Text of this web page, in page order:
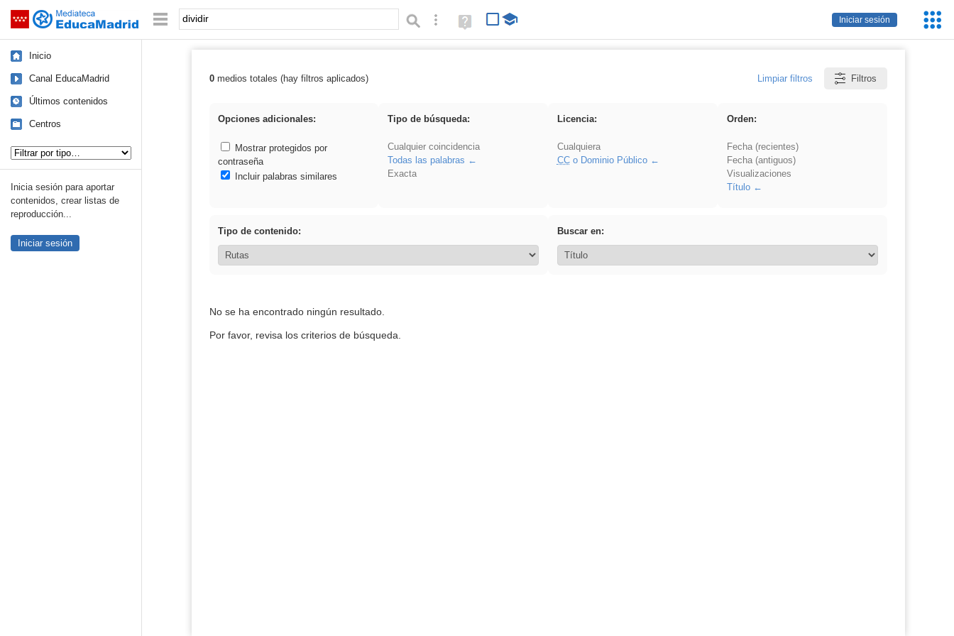
Saltar navegación
Iniciar sesión
Palabra o frase: Búsqueda avanzada
Ayuda
(en
Inicio
Canal EducaMadrid
Últimos contenidos
Centros
Inicia sesión para aportar
contenidos, crear listas de
reproducción...
Iniciar sesión
Resultados de: dividir
0medios totales (hay filtros aplicados) Limpiar filtros Filtros
Opciones adicionales:
Mostrar protegidos por
contraseña
Incluir palabras similares
Tipo de búsqueda:
Cualquier coincidencia
Todas las palabras
Exacta
Licencia:
Cualquiera
CCo Dominio Público
Orden:
Fecha (recientes)
Fecha (antiguos)
Visualizaciones
Título
Tipo de contenido: Buscar en:
No se ha encontrado ningún resultado.
Por favor, revisa los criterios de búsqueda.